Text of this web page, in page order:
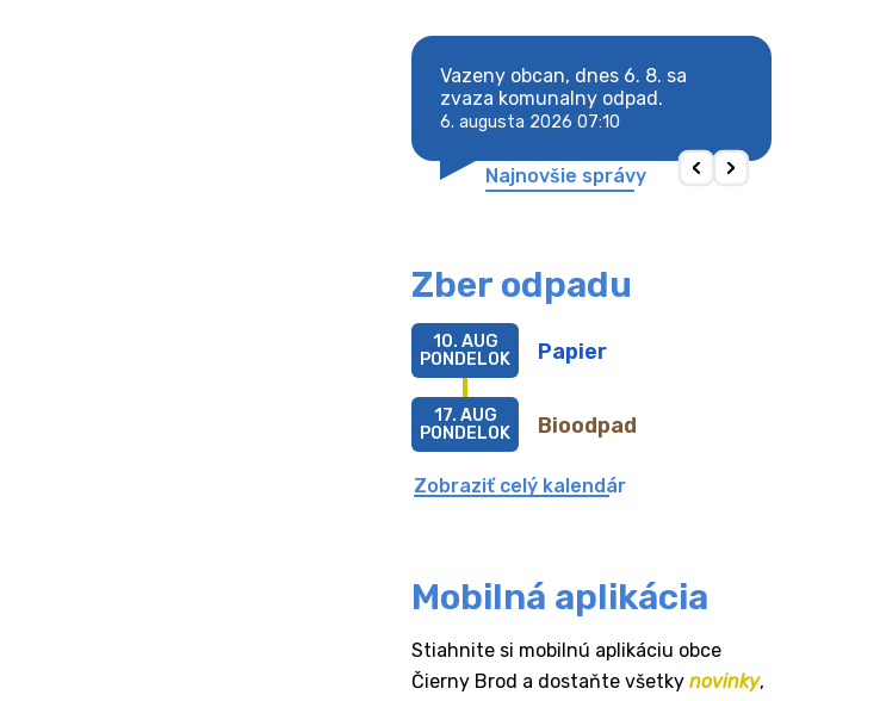
Vazeny obcan, dnes 6. 8. sa
zvaza komunalny odpad.
6. augusta 2026 07:10
Najnovšie správy
Zber odpadu
Papier
10. AUG
PONDELOK
Bioodpad
17. AUG
PONDELOK
Zobraziť celý kalendár
Mobilná aplikácia
Stiahnite si mobilnú aplikáciu obce
Čierny Brod a dostaňte všetky novinky,